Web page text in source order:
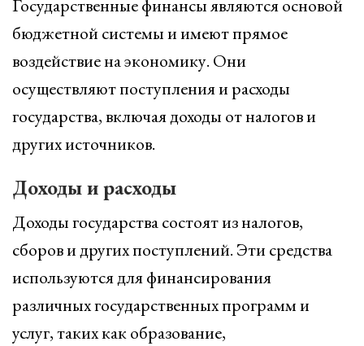
Государственные финансы являются основой
бюджетной системы и имеют прямое
воздействие на экономику. Они
осуществляют поступления и расходы
государства, включая доходы от налогов и
других источников.
Доходы и расходы
Доходы государства состоят из налогов,
сборов и других поступлений. Эти средства
используются для финансирования
различных государственных программ и
услуг, таких как образование,